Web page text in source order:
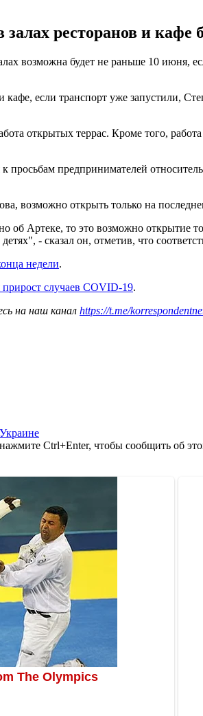
ресторанов и
возможна будет не раньше 10
если транспорт уже запустили,
открытых террас. Кроме того,
просьбам предпринимателей
возможно открыть только на
об Артеке, то это возможно открытие
- сказал он, отметив, что
недели.
случаев COVID-19.
на наш канал https://t.me/
Ctrl+Enter, чтобы сообщить об